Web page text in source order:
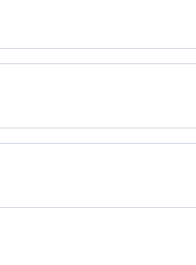
COCO-SULFATE, DECYL
ANISATE, SODIUM
LACTOBACILLUS,
EXTRACT, POGOSTEMON
aż będzie się pienić, umyj